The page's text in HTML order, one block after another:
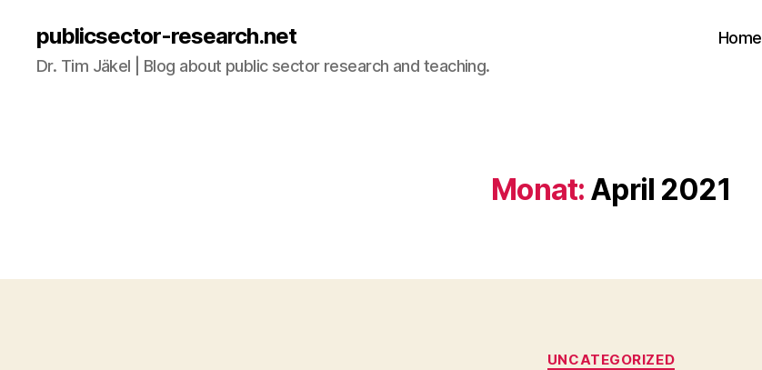
publicsector-research.net
Dr. Tim Jäkel | Blog about public sector research and teaching.
Home
Monat: April 2021
Kategorien
UNCATEGORIZED